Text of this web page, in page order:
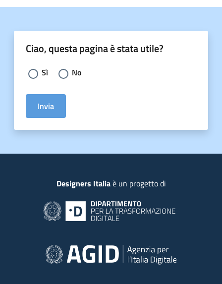
Ciao, questa pagina è stata utile?
Scegli la risposta:
Sì No
Invia
Designers Italiaè un progetto di